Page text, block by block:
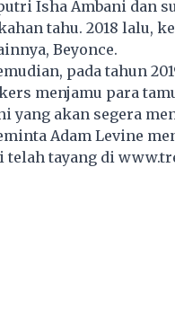
Isha Ambani dan
tahu. 2018 lalu,
Beyonce.
pada tahun
menjamu para
yang akan segera
Adam Levine
telah tayang di